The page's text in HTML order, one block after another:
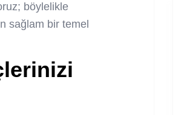
böylelikle
sağlam bir temel